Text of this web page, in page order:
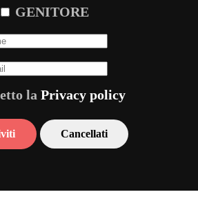
GENITORE
la Privacy policy